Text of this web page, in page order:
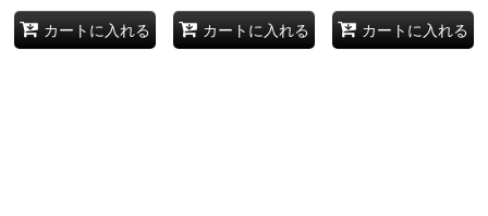
カートに入れる カートに入れる カートに入れる